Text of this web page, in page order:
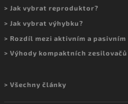
> Jak vybrat reproduktor?
> Jak vybrat výhybku?
> Rozdíl mezi aktivním a
> Výhody kompaktních zesilovačů
> Všechny články